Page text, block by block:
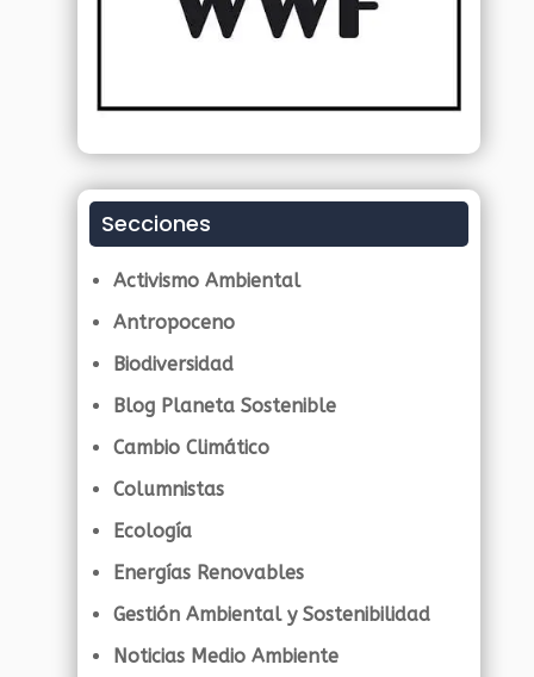
Secciones
Activismo Ambiental
Antropoceno
Biodiversidad
Blog Planeta Sostenible
Cambio Climático
Columnistas
Ecología
Energías Renovables
Gestión Ambiental y Sostenibilidad
Noticias Medio Ambiente